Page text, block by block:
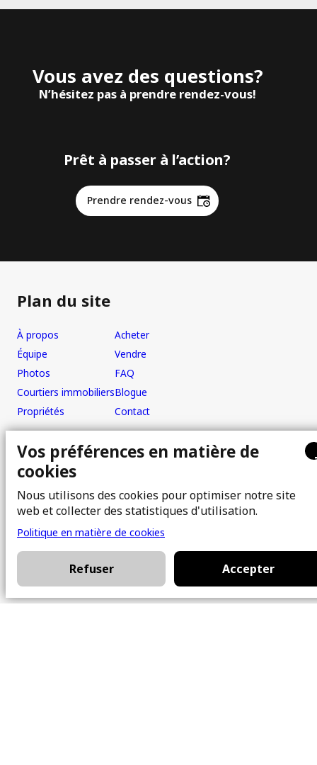
Vous avez des questions?
N’hésitez pas à prendre rendez-vous!
Prêt à passer à l’action?
Prendre rendez-vous
Plan du site
À propos
Équipe
Photos
Courtiers immobiliers
Propriétés
Acheter
Vendre
FAQ
Blogue
Contact
Bureau
101 Chem. Amherst,
H9W 5Y7
Contact
Vos préférences en matière de
cookies
Nous utilisons des cookies pour optimiser notre site
web et collecter des statistiques d'utilisation.
Politique en matière de cookies
Refuser Accepter